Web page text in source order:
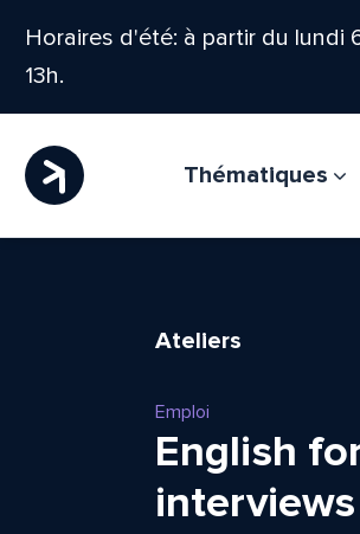
Horaires d'été: à partir du lundi
13h.
Thématiques
Ateliers
Emploi
English
interviews